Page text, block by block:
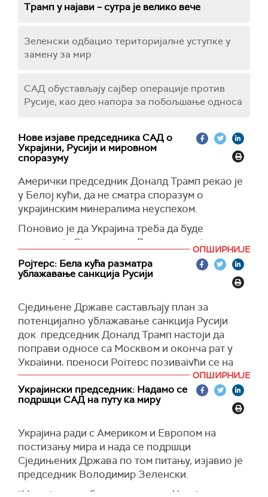
Трамп у најави – сутра је велико вече
Зеленски одбацио територијалне уступке у
замену за мир
САД обустављају сајбер операције против
Русије, као део напора за побољшање односа
Нове изјаве председника САД о
Украјини, Русији и мировном
споразуму
Амерички председник Доналд Трамп рекао је
у Белој кући, да не сматра споразум о
украјинским минералима неуспехом.
Поновио је да Украјина треба да буде
захвалнија Сједињеним Државама које су их
подржале у невољи и дале много више од
Европе.
током свог говора, који је заказан за сутра
увече.
Према његовим речима, Украјина има "најбоље
ретке зминерале" који се могу набавити“, па је
овај споразум веома важан за амерички
бизнис.
"Мислим да је ово велика ствар за нас јер је
глупи Бајден дао 300 милијарди долара, 350
Нисмо добили ништа. Само смо то дали. Могли
смо да обновимо целу америчку морнарицу за
350 милијарди долара. Размислите о томе. А
сада враћамо све и више“, рекао је Трамп.
ОПШИРНИЈЕ
Ројтерс: Бела кућа разматра
ублажавање санкција Русији
Сједињене Државе састављају план за
потенцијално ублажавање санкција Русији
док председник Доналд Трамп настоји да
поправи односе са Москвом и оконча рат у
Украјини, преноси Ројтерс позивајући се на
своје изворе.
Напомиње се да је Бела кућа наложила Стејт
департменту и Министарству финансија да
буду ублажене.
(Reuters)
ОПШИРНИЈЕ
Украјински председник: Надамо се
подршци САД на путу ка миру
Украјина ради с Америком и Европом на
постизању мира и нада се подршци
Сједињених Држава по том питању, изјавио је
председник Володимир Зеленски.
''Нама је потребан прави мир, а Украјинци га